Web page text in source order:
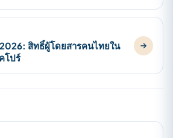
สิทธิ์ผู้โดยสารคนไทยใน
โปร์